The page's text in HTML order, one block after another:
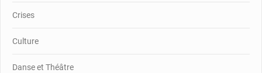
Crises
Culture
Danse et Théâtre